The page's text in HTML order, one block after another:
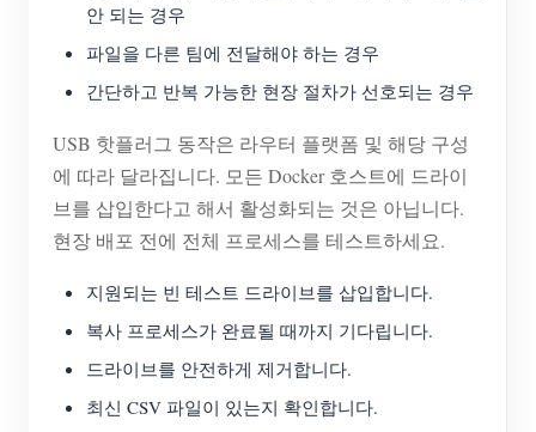
안 되는 경우
파일을 다른 팀에 전달해야 하는 경우
간단하고 반복 가능한 현장 절차가 선호되는 경우
USB 핫플러그 동작은 라우터 플랫폼 및 해당 구성
에 따라 달라집니다. 모든 Docker 호스트에 드라이
브를 삽입한다고 해서 활성화되는 것은 아닙니다.
현장 배포 전에 전체 프로세스를 테스트하세요.
지원되는 빈 테스트 드라이브를 삽입합니다.
복사 프로세스가 완료될 때까지 기다립니다.
드라이브를 안전하게 제거합니다.
최신 CSV 파일이 있는지 확인합니다.